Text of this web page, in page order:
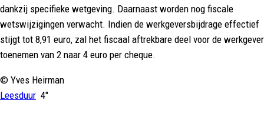
dankzij specifieke wetgeving. Daarnaast worden nog fiscale
wetswijzigingen verwacht. Indien de werkgeversbijdrage effectief
stijgt tot 8,91 euro, zal het fiscaal aftrekbare deel voor de werkgever
toenemen van 2 naar 4 euro per cheque.
© Yves Heirman
Leesduur 4″